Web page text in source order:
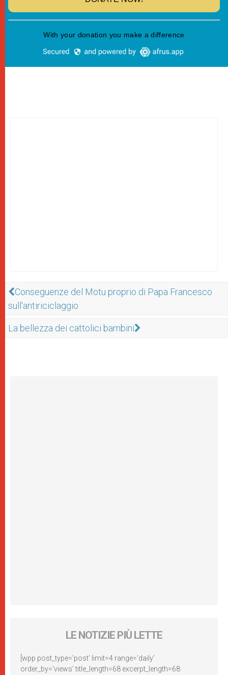
Conseguenze del Motu proprio di Papa Francesco
sull'antiriciclaggio
La bellezza dei cattolici bambini
LE NOTIZIE PIÙ LETTE
[wpp post_type='post' limit=4 range='daily'
order_by='views' title_length=68 excerpt_length=68